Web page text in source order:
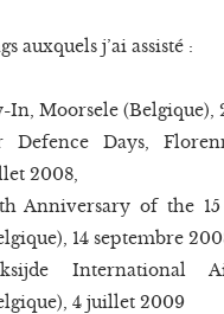
auxquels j’ai assisté :
In, Moorsele (Belgique),
Defence Days,
2008,
Anniversary of the
14 septembre
International
4 juillet 2009